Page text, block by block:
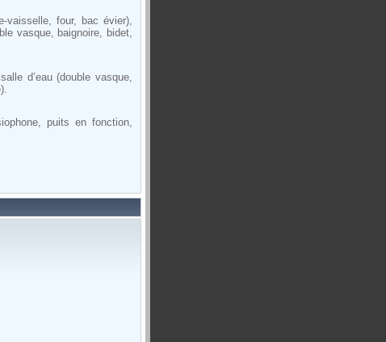
vaisselle, four, bac évier),
vasque, baignoire, bidet,
d’eau (double vasque,
puits en fonction,